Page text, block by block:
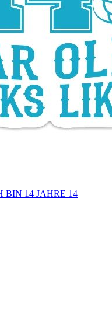
BIN 14 JAHRE 14